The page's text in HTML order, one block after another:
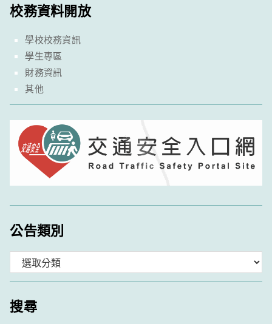
校務資料開放
學校校務資訊
學生專區
財務資訊
其他
公告類別
類
搜尋